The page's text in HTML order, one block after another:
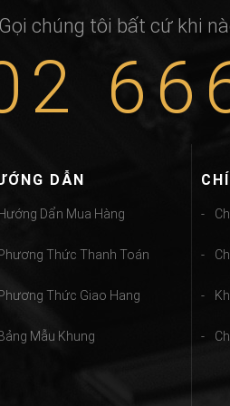
Gọi chúng tôi bất cứ khi
DẪN
Hướng Dẩn Mua Hàng
Phương Thức Thanh Toán
Phương Thức Giao Hang
Bảng Mẫu Khung